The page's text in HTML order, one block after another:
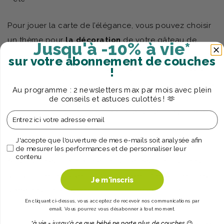
Pour jouer la carte de l’élégance, vous pouvez choisir
un thème pourla décorationde votre gâteau de
couches : jungle, pirate, princesse, pompier, Minnie. On
ne connaît pas encore le sexe du bébé ? Choisissez
(ours en peluche, marin, Sophie la girafe) ou des
couleurs mixtes qui conviennent aux garçons comme
aux filles (jaune, blanc, gris).
Vous connaissez déjà le prénom du futur bébé ?
Ajoutez-le au dernier étage du gâteau de couches
sous forme de cake topper par exemple. A quelques
semaines de l’arrivée de bébé, cette attention
comblera la future maman de bonheur.
Jusqu'à -10% à vie*
sur votre abonnement de couches
!
Au programme : 2 newsletters max par mois avec plein
de conseils et astuces culottés ! 🫶
Email
Préférences
J'accepte que l'ouverture de mes e-mails soit analysée afin
de mesurer les performances et de personnaliser leur
contenu
Je m'inscris
En cliquant ci-dessus, vous acceptez de recevoir nos communications par
email. Vous pourrez vous désabonner à tout moment.